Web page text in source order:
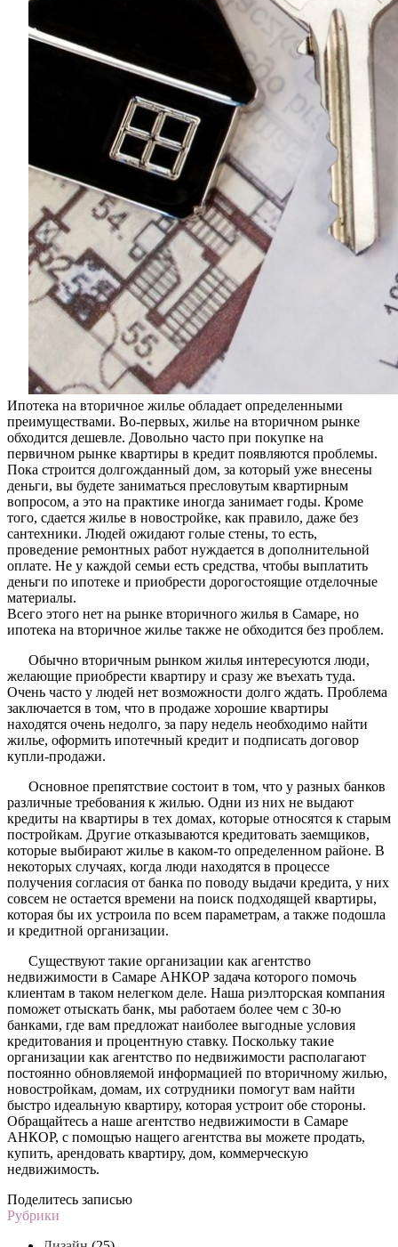
Ипотека на вторичное жилье обладает определенными
преимуществами. Во-первых, жилье на вторичном рынке
обходится дешевле. Довольно часто при покупке на
первичном рынке квартиры в кредит появляются проблемы.
Пока строится долгожданный дом, за который уже внесены
деньги, вы будете заниматься пресловутым квартирным
вопросом, а это на практике иногда занимает годы. Кроме
того, сдается жилье в новостройке, как правило, даже без
сантехники. Людей ожидают голые стены, то есть,
проведение ремонтных работ нуждается в дополнительной
оплате. Не у каждой семьи есть средства, чтобы выплатить
деньги по ипотеке и приобрести дорогостоящие отделочные
материалы.
Всего этого нет на рынке вторичного жилья в Самаре, но
ипотека на вторичное жилье также не обходится без проблем.
Обычно вторичным рынком жилья интересуются люди,
желающие приобрести квартиру и сразу же въехать туда.
Очень часто у людей нет возможности долго ждать. Проблема
заключается в том, что в продаже хорошие квартиры
находятся очень недолго, за пару недель необходимо найти
жилье, оформить ипотечный кредит и подписать договор
купли-продажи.
Основное препятствие состоит в том, что у разных банков
различные требования к жилью. Одни из них не выдают
кредиты на квартиры в тех домах, которые относятся к старым
постройкам. Другие отказываются кредитовать заемщиков,
которые выбирают жилье в каком-то определенном районе. В
некоторых случаях, когда люди находятся в процессе
получения согласия от банка по поводу выдачи кредита, у них
совсем не остается времени на поиск подходящей квартиры,
которая бы их устроила по всем параметрам, а также подошла
и кредитной организации.
Существуют такие организации как агентство
недвижимости в Самаре АНКОР задача которого помочь
клиентам в таком нелегком деле. Наша риэлторская компания
поможет отыскать банк, мы работаем более чем с 30-ю
банками, где вам предложат наиболее выгодные условия
кредитования и процентную ставку. Поскольку такие
организации как агентство по недвижимости располагают
постоянно обновляемой информацией по вторичному жилью,
новостройкам, домам, их сотрудники помогут вам найти
быстро идеальную квартиру, которая устроит обе стороны.
Обращайтесь а наше агентство недвижимости в Самаре
АНКОР, с помощъю нащего агентства вы можете продать,
купить, арендовать квартиру, дом, коммерческую
недвижимость.
Поделитесь записью
Рубрики